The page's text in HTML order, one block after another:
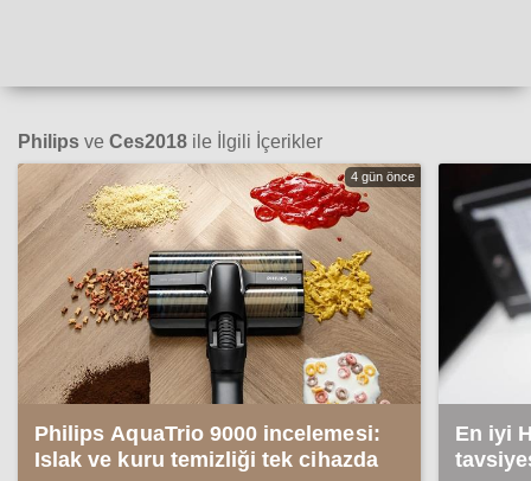
Philips ve Ces2018 ile İlgili İçerikler
4 gün önce
Philips AquaTrio 9000 incelemesi:
Islak ve kuru temizliği tek cihazda
En iyi